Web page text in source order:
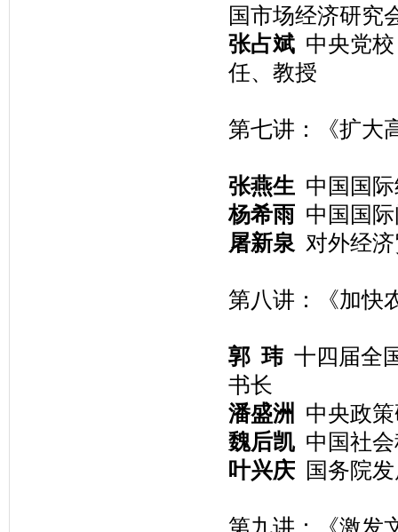
国市场经济研究
张占斌 中央党
任、教授
第七讲：《扩大
张燕生 中国国
杨希雨 中国国
屠新泉 对外经
第八讲：《加快
郭 玮 十四届全
书长
潘盛洲
中央政
魏后凯 中国社
叶兴庆 国务院
第九讲：《激发